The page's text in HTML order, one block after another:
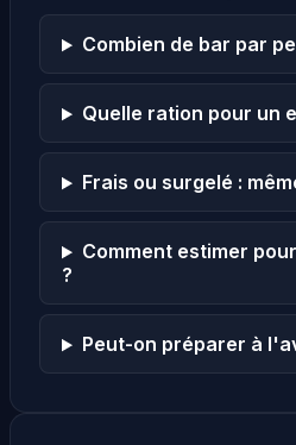
Combien de bar par
Quelle ration pour un
Frais ou surgelé :
Comment estimer
?
Peut-on préparer à